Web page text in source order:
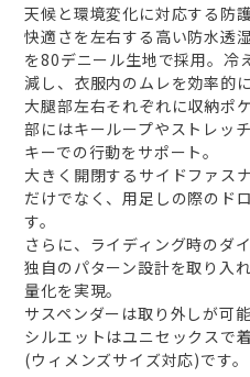
天候と環境変化に対応する防
快適さを左右する高い防水透
を80デニール生地で採用。冷
減し、衣服内のムレを効率的
大腿部左右それぞれに収納ポ
部にはキーループやストレッ
キーでの行動をサポート。
大きく開閉するサイドファス
だけでなく、用足しの際のド
す。
さらに、ライディング時のダ
独自のパターン設計を取り入
量化を実現。
サスペンダーは取り外しが可能
シルエットはユニセックスで
(ウィメンズサイズ対応)です。